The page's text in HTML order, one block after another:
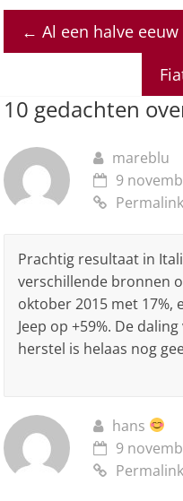
at
s
p
p
c
e
o
k
e
dI
n
← Al een halve eeuw
10 gedachten
mareblu
9
Permalink
Prachtig resultaat in
verschillende bronnen
oktober 2015 met 17%,
Jeep op +59%. De
herstel is helaas nog
hans
9
Permalink